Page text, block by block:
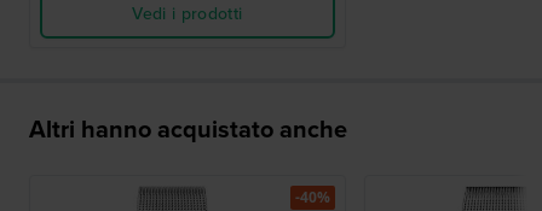
Vedi i prodotti
Altri hanno acquistato anche
-40%